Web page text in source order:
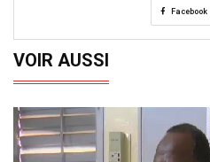
Facebook
VOIR AUSSI